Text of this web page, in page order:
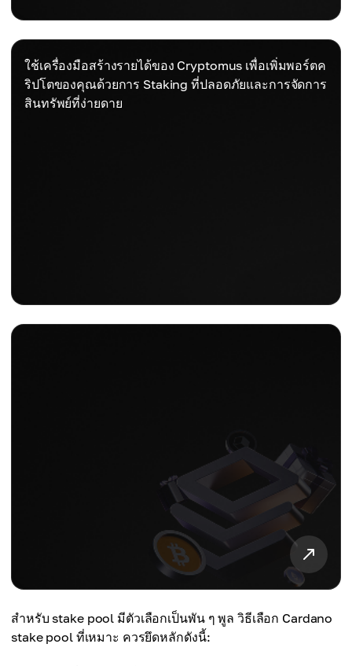
ใช้เครื่องมือสร้างรายได้ของ Cryptomus เพื่อเพิ่มพอร์ตค
ริปโตของคุณด้วยการ Staking ที่ปลอดภัยและการจัดการ
สินทรัพย์ที่ง่ายดาย
สำหรับ stake pool มีตัวเลือกเป็นพัน ๆ พูล วิธีเลือก Cardano
stake pool ที่เหมาะ ควรยึดหลักดังนี้: